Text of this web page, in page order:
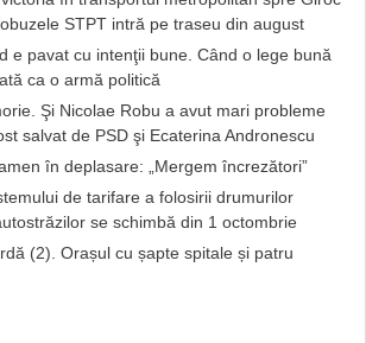
STPT intră pe traseu din august
e pavat cu intenţii bune. Când o lege bună
ca o armă politică
Şi Nicolae Robu a avut mari probleme
salvat de PSD şi Ecaterina Andronescu
în deplasare: „Mergem încrezători”
de tarifare a folosirii drumurilor
se schimbă din 1 octombrie
(2). Orașul cu șapte spitale și patru